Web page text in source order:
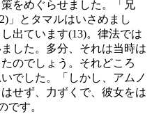
をめぐらせました。「兄
」とタマルはいさめまし
出ています(13)。律法では
した。多分、それは当時は
のでしょう。それどころ
でした。「しかし、アムノ
せず、力ずくで、彼女をは
です。